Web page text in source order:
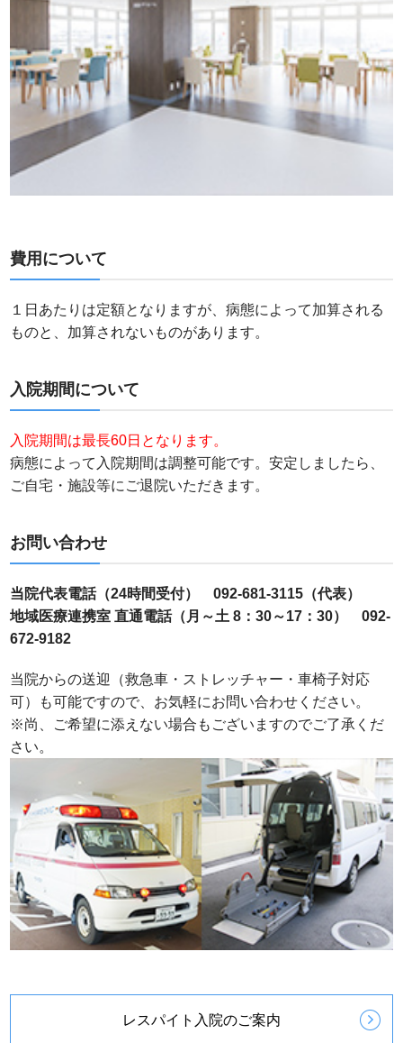
費用について
１日あたりは定額となりますが、病態によって加算される
ものと、加算されないものがあります。
入院期間について
入院期間は最長60日となります。
病態によって入院期間は調整可能です。安定しましたら、
ご自宅・施設等にご退院いただきます。
お問い合わせ
当院代表電話（24時間受付） 092-681-3115（代表）
地域医療連携室 直通電話（月～土 8：30～17：30） 092-
672-9182
当院からの送迎（救急車・ストレッチャー・車椅子対応
可）も可能ですので、お気軽にお問い合わせください。
※尚、ご希望に添えない場合もございますのでご了承くだ
さい。
レスパイト入院のご案内